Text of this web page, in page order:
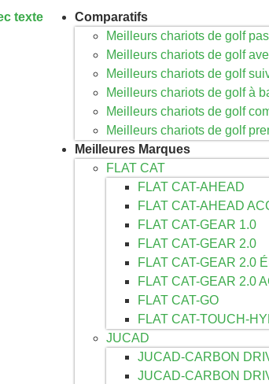
Comparatifs
Meilleurs chariots de golf
Meilleurs chariots de golf
Meilleurs chariots de golf
Meilleurs chariots de golf à
Meilleurs chariots de golf
Meilleurs chariots de golf
Meilleures Marques
FLAT CAT
FLAT CAT-AHEAD
FLAT CAT-AHEAD
FLAT CAT-GEAR 1.0
FLAT CAT-GEAR 2.0
FLAT CAT-GEAR 2.0
FLAT CAT-GEAR 2.0
FLAT CAT-GO
FLAT CAT-TOUCH-
JUCAD
JUCAD-CARBON
JUCAD-CARBON